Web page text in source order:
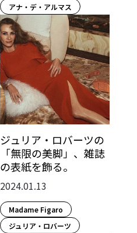
アナ・デ・アルマス
ジュリア・ロバーツの
「無限の美脚」、雑誌
の表紙を飾る。
2024.01.13
Madame Figaro
ジュリア・ロバーツ